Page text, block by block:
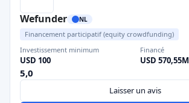
Wefunder NL
Financement participatif (equity crowdfunding)
Investissement minimum
USD 100
Financé
USD 570,55M
5,0
Laisser un avis